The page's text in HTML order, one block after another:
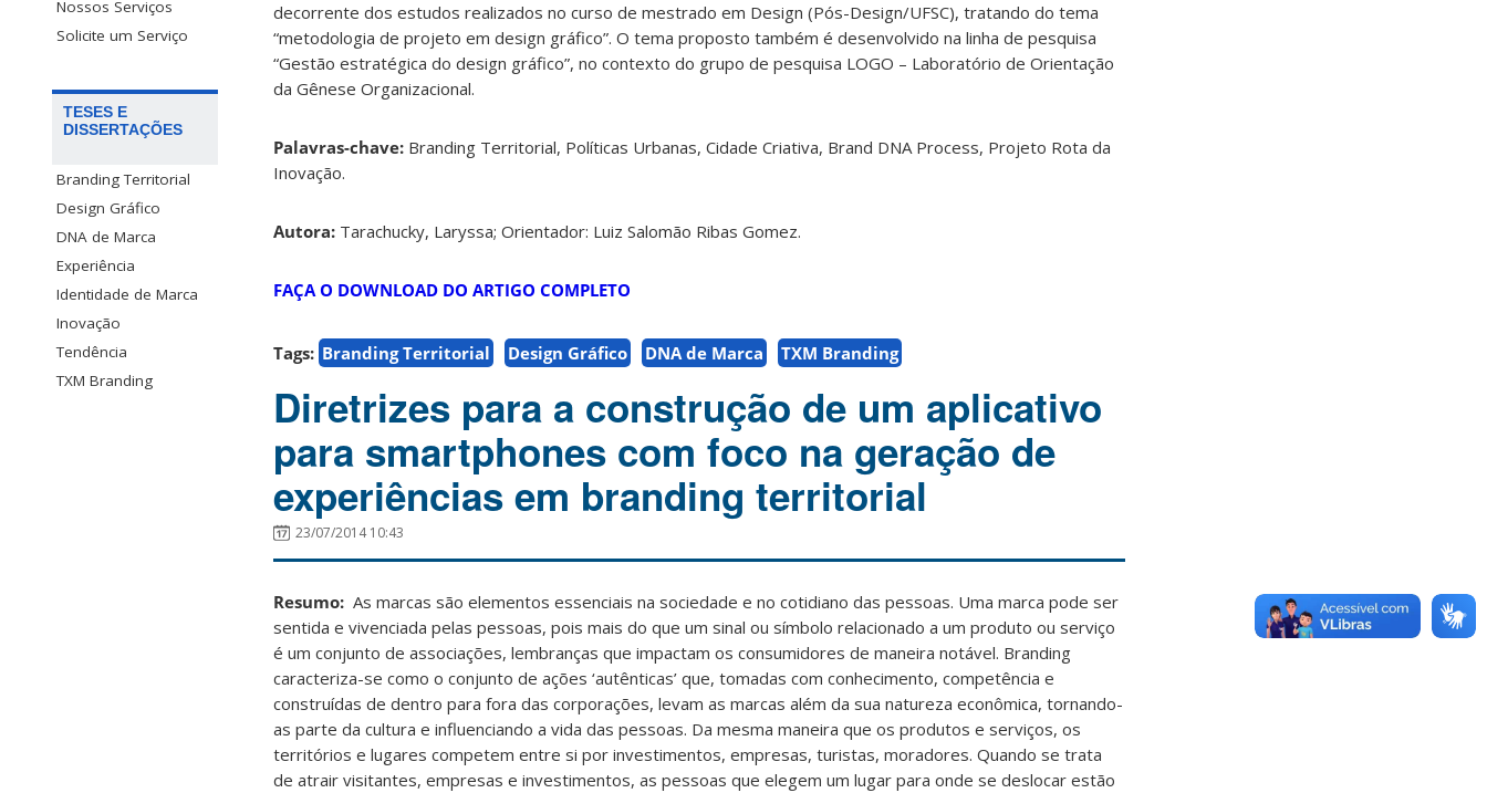
Nossos Serviços
Solicite um Serviço
TESES E
DISSERTAÇÕES
Branding Territorial
Design Gráfico
DNA de Marca
Experiência
Identidade de Marca
Inovação
Tendência
TXM Branding
decorrente dos estudos realizados no curso de mestrado em Design (Pós-Design/UFSC), tratando do tema
“metodologia de projeto em design gráfico”. O tema proposto também é desenvolvido na linha de pesquisa
“Gestão estratégica do design gráfico”, no contexto do grupo de pesquisa LOGO – Laboratório de Orientação
da Gênese Organizacional.
Palavras-chave: Branding Territorial, Políticas Urbanas, Cidade Criativa, Brand DNA Process, Projeto Rota da
Inovação.
Autora: Tarachucky, Laryssa; Orientador: Luiz Salomão Ribas Gomez.
FAÇA O DOWNLOAD DO ARTIGO COMPLETO
Tags: Branding Territorial Design Gráfico DNA de Marca TXM Branding
Diretrizes para a construção de um aplicativo
para smartphones com foco na geração de
experiências em branding territorial
23/07/2014 10:43
Resumo: As marcas são elementos essenciais na sociedade e no cotidiano das pessoas. Uma marca pode ser
sentida e vivenciada pelas pessoas, pois mais do que um sinal ou símbolo relacionado a um produto ou serviço
é um conjunto de associações, lembranças que impactam os consumidores de maneira notável. Branding
caracteriza-se como o conjunto de ações ‘autênticas’ que, tomadas com conhecimento, competência e
construídas de dentro para fora das corporações, levam as marcas além da sua natureza econômica, tornando-
as parte da cultura e influenciando a vida das pessoas. Da mesma maneira que os produtos e serviços, os
territórios e lugares competem entre si por investimentos, empresas, turistas, moradores. Quando se trata
de atrair visitantes, empresas e investimentos, as pessoas que elegem um lugar para onde se deslocar estão